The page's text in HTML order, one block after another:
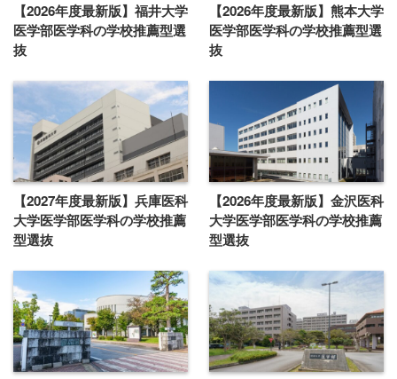
【2026年度最新版】福井大学
医学部医学科の学校推薦型選
抜
【2026年度最新版】熊本大学
医学部医学科の学校推薦型選
抜
【2027年度最新版】兵庫医科
大学医学部医学科の学校推薦
型選抜
【2026年度最新版】金沢医科
大学医学部医学科の学校推薦
型選抜